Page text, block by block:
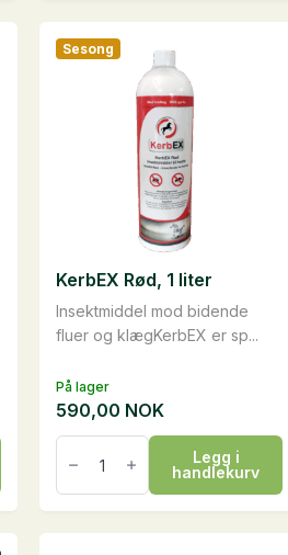
På lager
Sesong
Insektmiddel mod bidende
fluer og klægKerbEX er sp...
KerbEX Rød, 1 liter
590,00 NOK
KerbEX
Rød,
liter
antall
Legg i
handlekurv